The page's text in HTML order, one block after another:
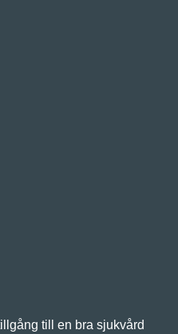
till en bra sjukvård